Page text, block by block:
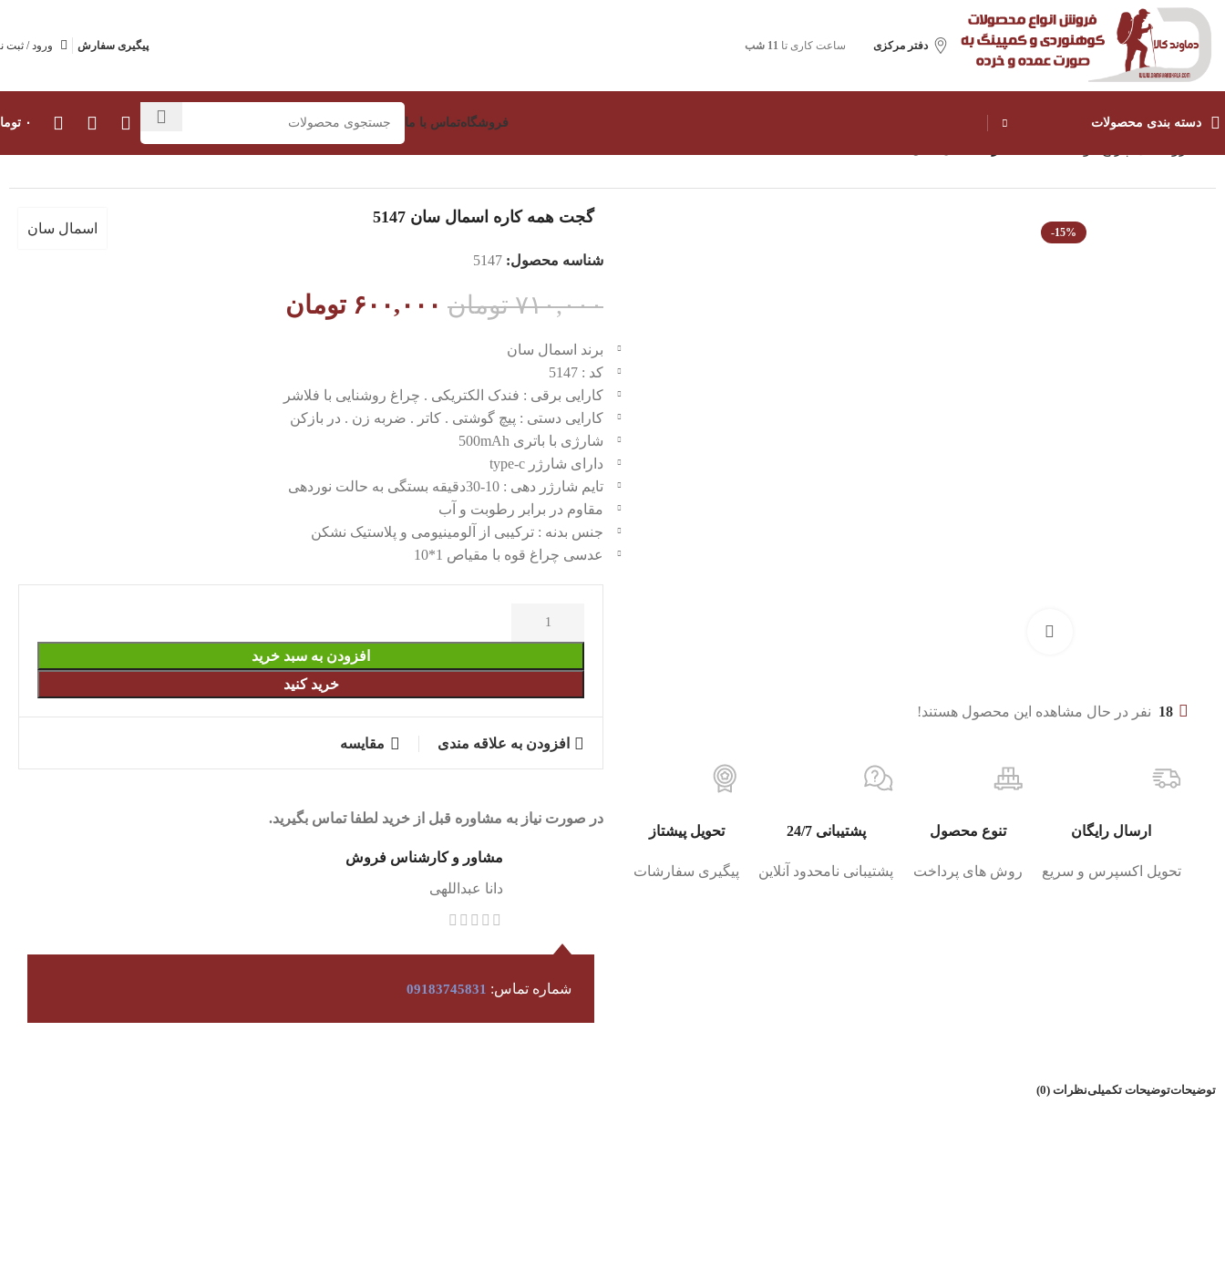
دفتر مرکزی ساعت کاری تا 11 شب پیگیری سفارش ورود / ثبت
دسته بندی محصولات فروشگاهتماس با ما ۰
-15%
18 نفر در حال مشاهده این محصول هستند!
ارسال رایگان
تحویل اکسپرس و سریع
تنوع محصول
روش های پرداخت
پشتیبانی 24/7
پشتیبانی نامحدود آنلاین
تحویل پیشتاز
پیگیری سفارشات
گجت همه کاره اسمال سان 5147
اسمال سان
شناسه محصول: 5147
۷۱۰,۰۰۰ تومان ۶۰۰,۰۰۰ تومان
برند اسمال سان
کد : 5147
کارایی برقی : فندک الکتریکی . چراغ روشنایی با فلاشر
کارایی دستی : پیچ گوشتی . کاتر . ضربه زن . در بازکن
شارژی با باتری 500mAh
دارای شارژر type-c
تایم شارژر دهی : 10-30دقیقه بستگی به حالت نوردهی
مقاوم در برابر رطوبت و آب
جنس بدنه : ترکیبی از آلومینیومی و پلاستیک نشکن
عدسی چراغ قوه با مقیاص 1*10
افزودن به سبد خرید
خرید کنید
افزودن به علاقه مندی مقایسه
در صورت نیاز به مشاوره قبل از خرید لطفا تماس بگیرید.
مشاور و کارشناس فروش
دانا عبداللهی
شماره تماس: 09183745831
توضیحاتتوضیحات تکمیلینظرات (0)